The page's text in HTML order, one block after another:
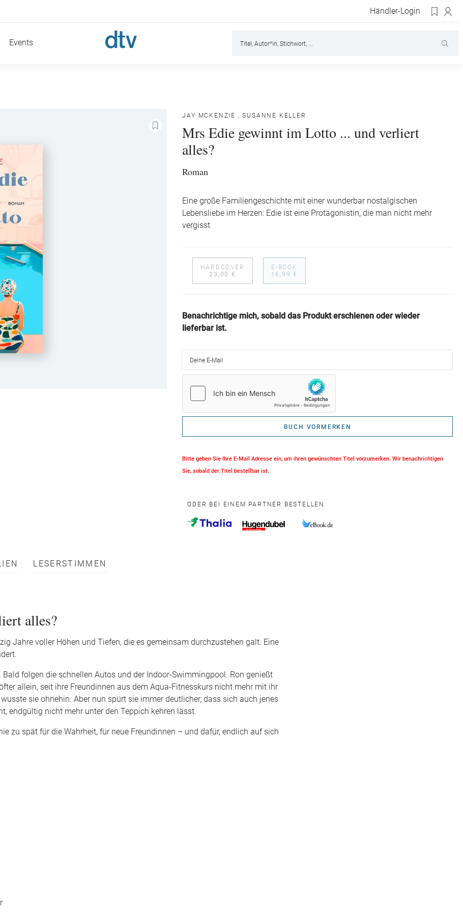
Händler-Login
Events
JAY MCKENZIE ,SUSANNE KELLER
Mrs Edie gewinnt im Lotto ... und verliert
alles?
Roman
Eine große Familiengeschichte mit einer wunderbar nostalgischen
Lebensliebe im Herzen: Edie ist eine Protagonistin, die man nicht mehr
vergisst
HARDCOVER
23,00 €
E-BOOK
16,99 €
Benachrichtige mich, sobald das Produkt erschienen oder wieder
lieferbar ist.
BUCH VORMERKEN
Bitte geben Sie Ihre E-Mail Adresse ein, um ihren gewünschten Titel vorzumerken. Wir benachrichtigen
Sie, sobald der Titel bestellbar ist.
ODER BEI EINEM PARTNER BESTELLEN
LESERSTIMMEN
alles?
Jahre voller Höhen und Tiefen, die es gemeinsam durchzustehen galt. Eine
folgen die schnellen Autos und der Indoor-Swimmingpool. Ron genießt
allein, seit ihre Freundinnen aus dem Aqua-Fitnesskurs nicht mehr mit ihr
sie ohnehin. Aber nun spürt sie immer deutlicher, dass sich auch jenes
endgültig nicht mehr unter den Teppich kehren lässt.
zu spät für die Wahrheit, für neue Freundinnen – und dafür, endlich auf sich